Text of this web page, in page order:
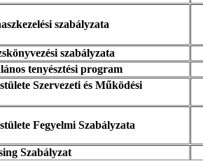
szabályzata
szabályzata
tenyésztési program
Szervezeti és Működési
Fegyelmi Szabályzata
Szabályzat